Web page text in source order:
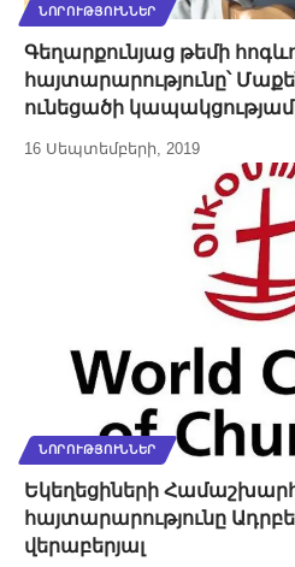
ՆՈՐՈՒԹՅՈՒՆՆԵՐ
Գեղարքունյաց թեմի
հայտարարությունը՝
ունեցածի
16 Սեպտեմբերի, 2019
ՆՈՐՈՒԹՅՈՒՆՆԵՐ
Եկեղեցիների
հայտարարությունը
վերաբերյալ